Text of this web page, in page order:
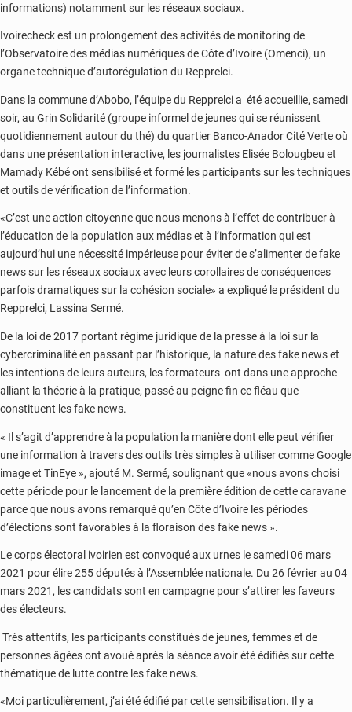
informations) notamment sur les réseaux sociaux.
Ivoirecheck est un prolongement des activités de monitoring de
l’Observatoire des médias numériques de Côte d’Ivoire (Omenci), un
organe technique d’autorégulation du Repprelci.
Dans la commune d’Abobo, l’équipe du Repprelci a été accueillie, samedi
soir, au Grin Solidarité (groupe informel de jeunes qui se réunissent
quotidiennement autour du thé) du quartier Banco-Anador Cité Verte où
dans une présentation interactive, les journalistes Elisée Bolougbeu et
Mamady Kébé ont sensibilisé et formé les participants sur les techniques
et outils de vérification de l’information.
«C’est une action citoyenne que nous menons à l’effet de contribuer à
l’éducation de la population aux médias et à l’information qui est
aujourd’hui une nécessité impérieuse pour éviter de s’alimenter de fake
news sur les réseaux sociaux avec leurs corollaires de conséquences
parfois dramatiques sur la cohésion sociale» a expliqué le président du
Repprelci, Lassina Sermé.
De la loi de 2017 portant régime juridique de la presse à la loi sur la
cybercriminalité en passant par l’historique, la nature des fake news et
les intentions de leurs auteurs, les formateurs ont dans une approche
alliant la théorie à la pratique, passé au peigne fin ce fléau que
constituent les fake news.
« Il s’agit d’apprendre à la population la manière dont elle peut vérifier
une information à travers des outils très simples à utiliser comme Google
image et TinEye », ajouté M. Sermé, soulignant que «nous avons choisi
cette période pour le lancement de la première édition de cette caravane
parce que nous avons remarqué qu’en Côte d’Ivoire les périodes
d’élections sont favorables à la floraison des fake news ».
Le corps électoral ivoirien est convoqué aux urnes le samedi 06 mars
2021 pour élire 255 députés à l’Assemblée nationale. Du 26 février au 04
mars 2021, les candidats sont en campagne pour s’attirer les faveurs
des électeurs.
Très attentifs, les participants constitués de jeunes, femmes et de
personnes âgées ont avoué après la séance avoir été édifiés sur cette
thématique de lutte contre les fake news.
«Moi particulièrement, j’ai été édifié par cette sensibilisation. Il y a